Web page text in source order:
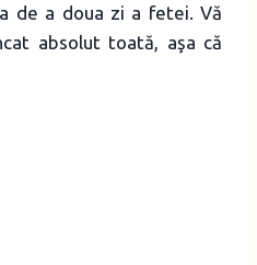
de a doua zi a fetei. Vă
absolut toată, aşa că